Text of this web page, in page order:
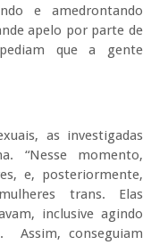
e amedrontando
apelo por parte de
que a gente
as investigadas
“Nesse momento,
e, posteriormente,
trans. Elas
inclusive agindo
Assim, conseguiam